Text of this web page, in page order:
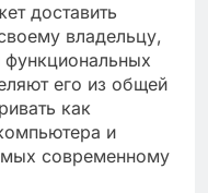
доставить
владельцу,
его из общей
как
и
современному